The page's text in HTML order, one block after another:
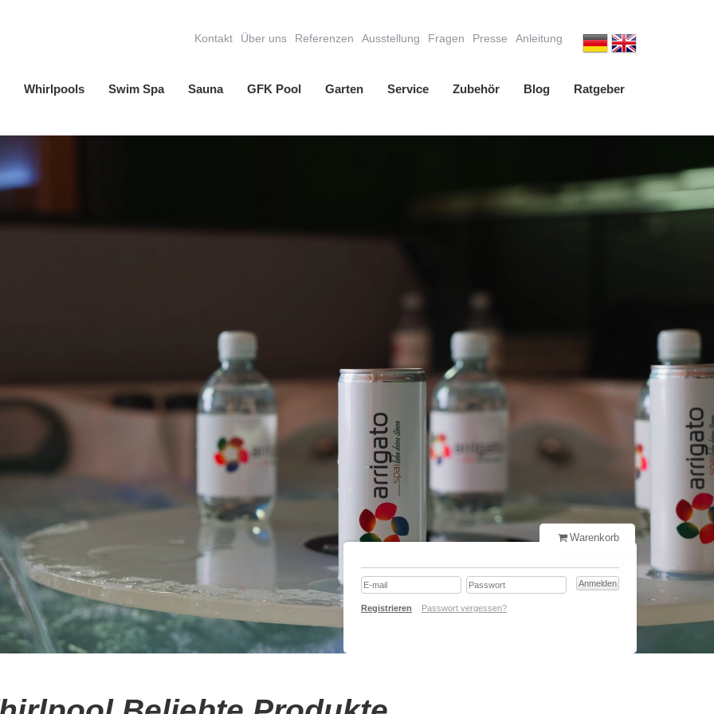
Whirlpools Swim Spa Sauna GFK Pool Garten Service Zubehör Blog Ratgeber
Kontakt Über uns Referenzen Ausstellung Fragen Presse Anleitung
Warenkorb
Registrieren Passwort vergessen?